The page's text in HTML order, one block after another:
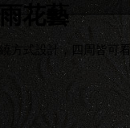
花藝
方式設計，四周皆